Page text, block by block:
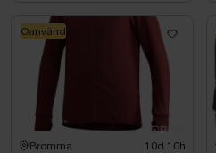
Bromma 10d 10h
Oanvänd